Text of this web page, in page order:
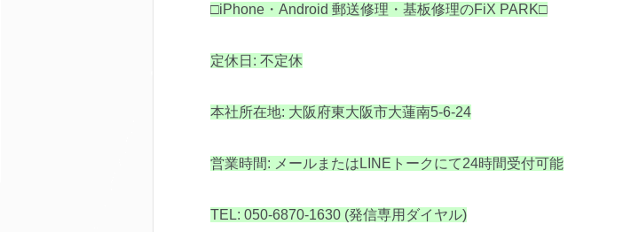
□iPhone・Android 郵送修理・基板修理のFiX PARK□
定休日: 不定休
本社所在地: 大阪府東大阪市大蓮南5-6-24
営業時間: メールまたはLINEトークにて24時間受付可能
TEL: 050-6870-1630 (発信専用ダイヤル)